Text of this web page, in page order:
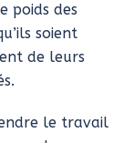
poids des
soient
de leurs
le travail